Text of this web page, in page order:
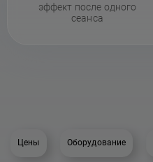
эффект после одного
сеанса
Цены Оборудование